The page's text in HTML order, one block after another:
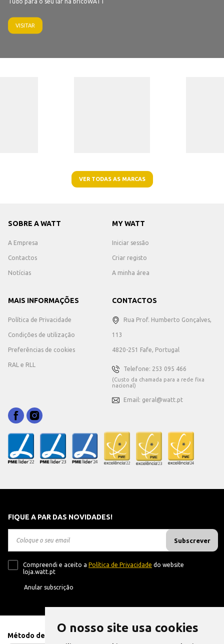
O nosso site usa cookies
VISITAR
VER TODAS AS MARCAS
SOBRE A WATT
A Empresa
Contactos
Notícias
MY WATT
Iniciar sessão
Criar registo
A minha área
MAIS INFORMAÇÕES
Política de Privacidade
Condições de utilização
Preferências de cookies
RAL e RLL
CONTACTOS
Rua Prof. Humberto Gonçalves,
113
4820-251 Fafe, Portugal
Telefone: 253 095 466
(Custo da chamada para a rede fixa
nacional)
Email: geral@watt.pt
FIQUE A PAR DAS NOVIDADES!
Subscrever
Compreendi e aceito a Política de Privacidade do website
loja.watt.pt
Anular subscrição
Método de Pagamento